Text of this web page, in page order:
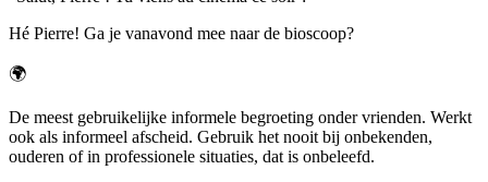
Hé Pierre! Ga je vanavond mee naar de bioscoop?
🌍
De meest gebruikelijke informele begroeting onder vrienden. Werkt
ook als informeel afscheid. Gebruik het nooit bij onbekenden,
ouderen of in professionele situaties, dat is onbeleefd.